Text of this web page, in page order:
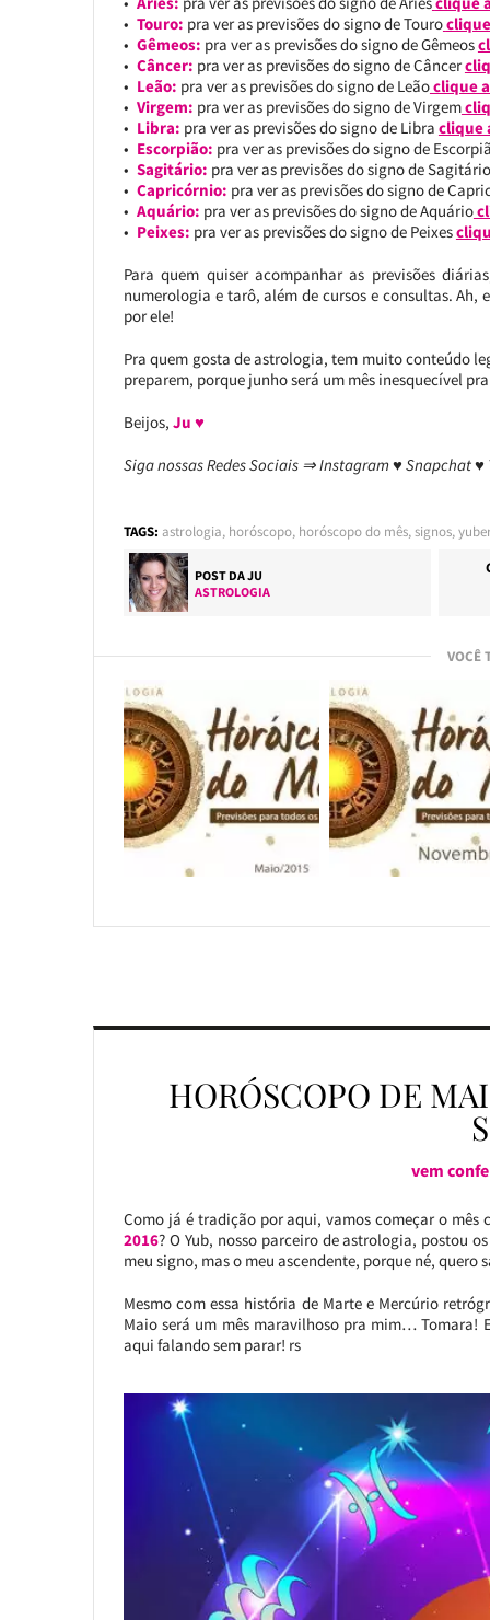
Touro: pra ver as previsões do signo de Touro
Gêmeos: pra ver as previsões do signo de Gêmeos
Câncer: pra ver as previsões do signo de Câncer
Leão: pra ver as previsões do signo de Leãoclique
Virgem: pra ver as previsões do signo de Virgem
Libra: pra ver as previsões do signo de Libra clique
Escorpião: pra ver as previsões do signo de
Sagitário: pra ver as previsões do signo de
Capricórnio: pra ver as previsões do signo de
Aquário: pra ver as previsões do signo de Aquário
Peixes: pra ver as previsões do signo de Peixes
Para quem quiser acompanhar as previsões
numerologia e tarô, além de cursos e consultas.
por ele!
Pra quem gosta de astrologia, tem muito conteúdo
preparem, porque junho será um mês inesquecível
Beijos, Ju ♥
Siga nossas Redes Sociais ⇒ Instagram ♥
TAGS: astrologia, horóscopo, horóscopo do mês,signos,
POST DAJU
ASTROLOGIA
VOCÊ
HORÓSCOPO DE
vem
Como já é tradição por aqui, vamos começar o mês
2016? O Yub, nosso parceiro de astrologia, postou
meu signo, mas o meu ascendente, porque né, quero
Mesmo com essa história de Marte e Mercúrio
Maio será um mês maravilhoso pra mim… Tomara!
aqui falando sem parar! rs